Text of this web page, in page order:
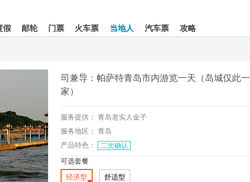
假 邮轮 门票 火车票 当地人 汽车票 攻略
司兼导：帕萨特青岛市内游览一天（岛城仅此一
家）
服务提供：
青岛老实人金子
服务地区：
青岛
产品特色：
二次确认
可选套餐
经济型
舒适型